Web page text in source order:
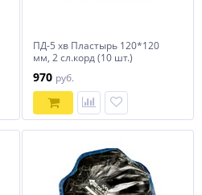
ПД-5 хв Пластырь 120*120
мм, 2 сл.корд (10 шт.)
970 руб.